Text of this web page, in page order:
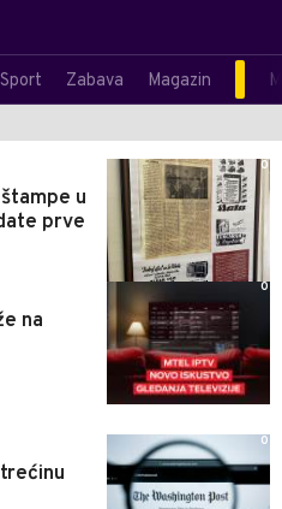
Sport Zabava Magazin
u
prve
0
na
0
0